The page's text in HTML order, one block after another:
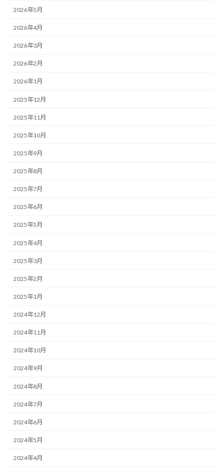
2026年5月
2026年4月
2026年3月
2026年2月
2026年1月
2025年12月
2025年11月
2025年10月
2025年9月
2025年8月
2025年7月
2025年6月
2025年5月
2025年4月
2025年3月
2025年2月
2025年1月
2024年12月
2024年11月
2024年10月
2024年9月
2024年8月
2024年7月
2024年6月
2024年5月
2024年4月